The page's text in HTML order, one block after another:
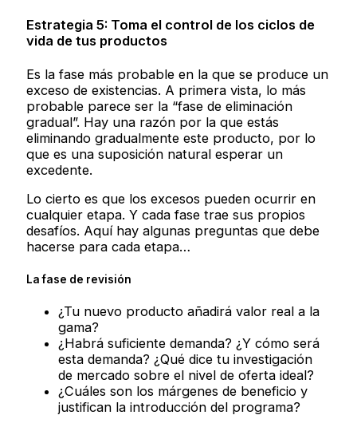
Estrategia 5: Toma el control de los ciclos de
vida de tus productos
Es la fase más probable en la que se produce un
exceso de existencias. A primera vista, lo más
probable parece ser la “fase de eliminación
gradual”. Hay una razón por la que estás
eliminando gradualmente este producto, por lo
que es una suposición natural esperar un
excedente.
Lo cierto es que los excesos pueden ocurrir en
cualquier etapa. Y cada fase trae sus propios
desafíos. Aquí hay algunas preguntas que debe
hacerse para cada etapa…
La fase de revisión
¿Tu nuevo producto añadirá valor real a la
gama?
¿Habrá suficiente demanda? ¿Y cómo será
esta demanda? ¿Qué dice tu investigación
de mercado sobre el nivel de oferta ideal?
¿Cuáles son los márgenes de beneficio y
justifican la introducción del programa?